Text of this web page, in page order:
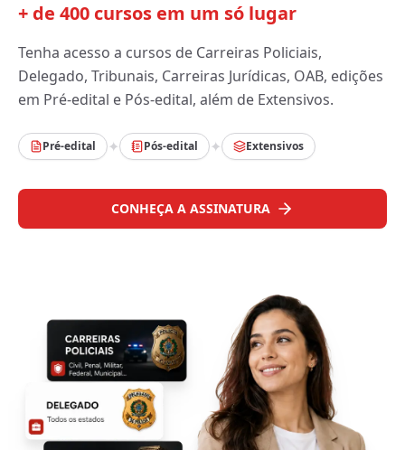
+ de 400 cursos em um só lugar
Tenha acesso a cursos de Carreiras Policiais,
Delegado, Tribunais, Carreiras Jurídicas, OAB, edições
em Pré-edital e Pós-edital, além de Extensivos.
Pré-edital ✦ Pós-edital ✦ Extensivos
CONHEÇA A ASSINATURA